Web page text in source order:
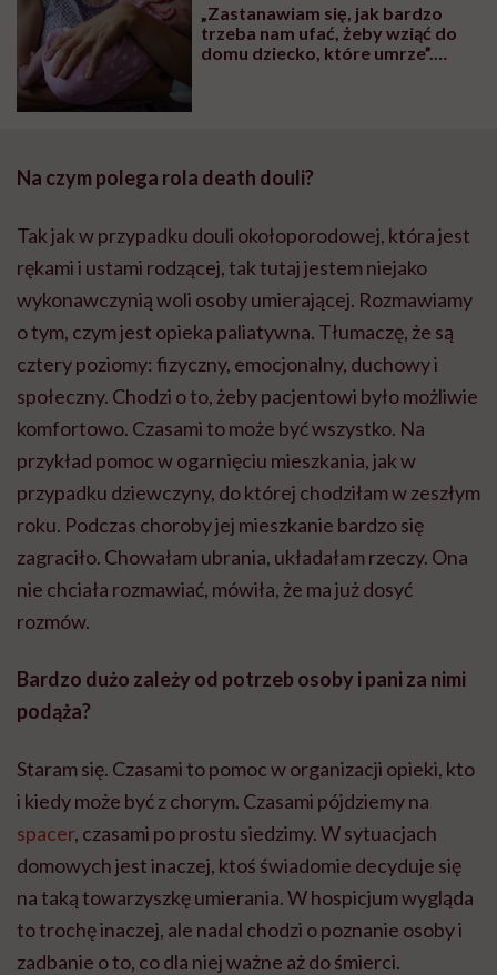
„Zastanawiam się, jak bardzo
trzeba nam ufać, żeby wziąć do
domu dziecko, które umrze”.
Na czym polega rola death douli?
Tak jak w przypadku douli okołoporodowej, która jest
rękami i ustami rodzącej, tak tutaj jestem niejako
wykonawczynią woli osoby umierającej. Rozmawiamy
o tym, czym jest opieka paliatywna. Tłumaczę, że są
cztery poziomy: fizyczny, emocjonalny, duchowy i
społeczny. Chodzi o to, żeby pacjentowi było możliwie
komfortowo. Czasami to może być wszystko. Na
przykład pomoc w ogarnięciu mieszkania, jak w
przypadku dziewczyny, do której chodziłam w zeszłym
roku. Podczas choroby jej mieszkanie bardzo się
zagraciło. Chowałam ubrania, układałam rzeczy. Ona
nie chciała rozmawiać, mówiła, że ma już dosyć
rozmów.
Bardzo dużo zależy od potrzeb osoby i pani za nimi
podąża?
Staram się. Czasami to pomoc w organizacji opieki, kto
i kiedy może być z chorym. Czasami pójdziemy na
spacer, czasami po prostu siedzimy. W sytuacjach
domowych jest inaczej, ktoś świadomie decyduje się
na taką towarzyszkę umierania. W hospicjum wygląda
to trochę inaczej, ale nadal chodzi o poznanie osoby i
zadbanie o to, co dla niej ważne aż do śmierci.